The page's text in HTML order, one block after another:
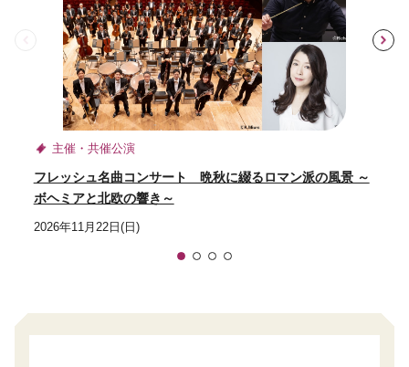
主催・共催公演
フレッシュ名曲コンサート 晩秋に綴るロマン派の風景 ～
ボヘミアと北欧の響き～
2026年11月22日(日)
前
1 2